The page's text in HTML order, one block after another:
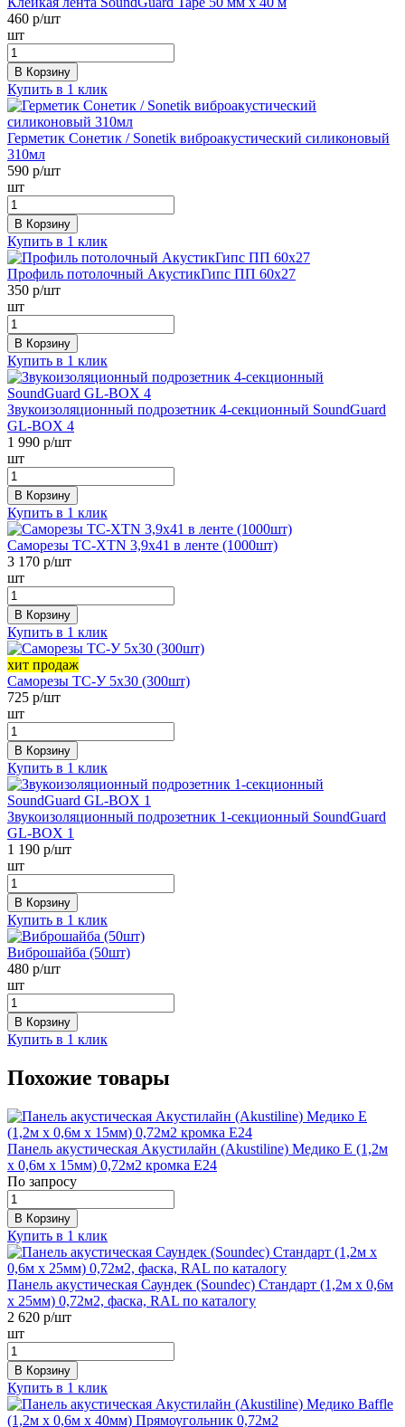
460 р/шт
шт
В Корзину
Купить в 1 клик
Герметик Сонетик / Sonetik виброакустический силиконовый
310мл
590 р/шт
шт
В Корзину
Купить в 1 клик
Профиль потолочный АкустикГипс ПП 60х27
350 р/шт
шт
В Корзину
Купить в 1 клик
Звукоизоляционный подрозетник 4-секционный SoundGuard
GL-BOX 4
1 990 р/шт
шт
В Корзину
Купить в 1 клик
Саморезы ТС-XTN 3,9x41 в ленте (1000шт)
3 170 р/шт
шт
В Корзину
Купить в 1 клик
хит продаж
Саморезы ТС-У 5х30 (300шт)
725 р/шт
шт
В Корзину
Купить в 1 клик
Звукоизоляционный подрозетник 1-секционный SoundGuard
GL-BOX 1
1 190 р/шт
шт
В Корзину
Купить в 1 клик
Виброшайба (50шт)
480 р/шт
шт
В Корзину
Купить в 1 клик
Похожие товары
Панель акустическая Акустилайн (Akustiline) Медико E (1,2м
х 0,6м х 15мм) 0,72м2 кромка E24
По запросу
В Корзину
Купить в 1 клик
Панель акустическая Саундек (Soundec) Стандарт (1,2м x 0,6м
х 25мм) 0,72м2, фаска, RAL по каталогу
2 620 р/шт
шт
В Корзину
Купить в 1 клик